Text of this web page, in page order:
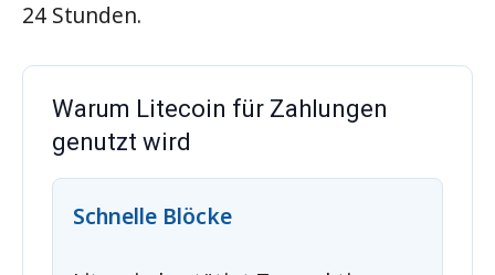
24 Stunden.
Warum Litecoin für Zahlungen
genutzt wird
Schnelle Blöcke